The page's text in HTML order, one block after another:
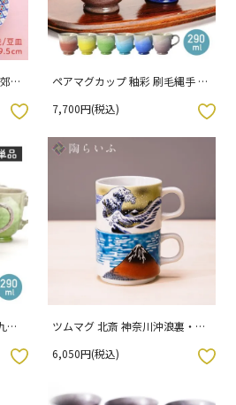
窯
ペアマグカップ 釉彩 刷毛縄手 /
ト】
7,700円(税込)
お気に入りボタン
谷
ツムマグ 北斎 神奈川沖浪裏・凱
12-425 （化粧箱入り）
6,050円(税込)
お気に入りボタン